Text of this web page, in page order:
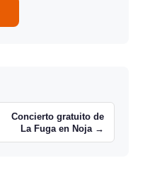
Concierto gratuito de
La Fuga en Noja →